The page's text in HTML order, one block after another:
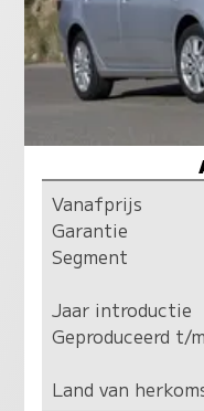
Vanafprijs
Garantie
Segment
Jaar introductie
Geproduceerd t/m
Land van